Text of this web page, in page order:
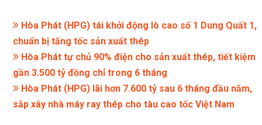
Hòa Phát (HPG) tái khởi động lò cao số 1 Dung Quất 1,
chuẩn bị tăng tốc sản xuất thép
Hòa Phát tự chủ 90% điện cho sản xuất thép, tiết kiệm
gần 3.500 tỷ đồng chỉ trong 6 tháng
Hòa Phát (HPG) lãi hơn 7.600 tỷ sau 6 tháng đầu năm,
sắp xây nhà máy ray thép cho tàu cao tốc Việt Nam